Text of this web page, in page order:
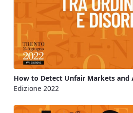
How to Detect Unfair Markets and
Edizione 2022